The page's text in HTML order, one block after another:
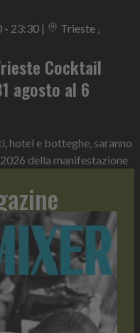
- 23:30 |
Trieste ,
Cocktail
agosto al 6
hotel e botteghe, saranno
della manifestazione